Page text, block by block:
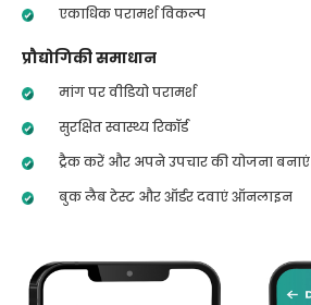
एकाधिक परामर्श विकल्प
प्रौद्योगिकी समाधान
मांग पर वीडियो परामर्श
सुरक्षित स्वास्थ्य रिकॉर्ड
ट्रैक करें और अपने उपचार की योजना बनाएं
बुक लैब टेस्ट और ऑर्डर दवाएं ऑनलाइन